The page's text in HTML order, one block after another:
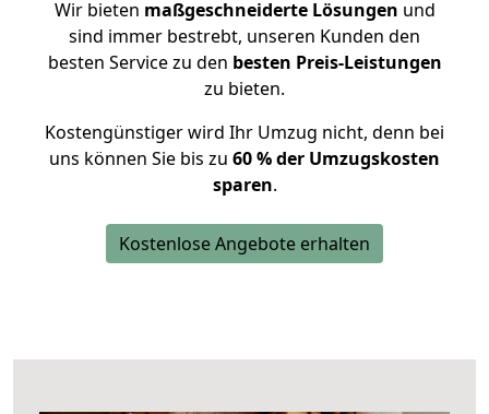
Wir bieten maßgeschneiderte Lösungen und
sind immer bestrebt, unseren Kunden den
besten Service zu den besten Preis-Leistungen
zu bieten.
Kostengünstiger wird Ihr Umzug nicht, denn bei
uns können Sie bis zu 60 % der Umzugskosten
sparen.
Kostenlose Angebote erhalten